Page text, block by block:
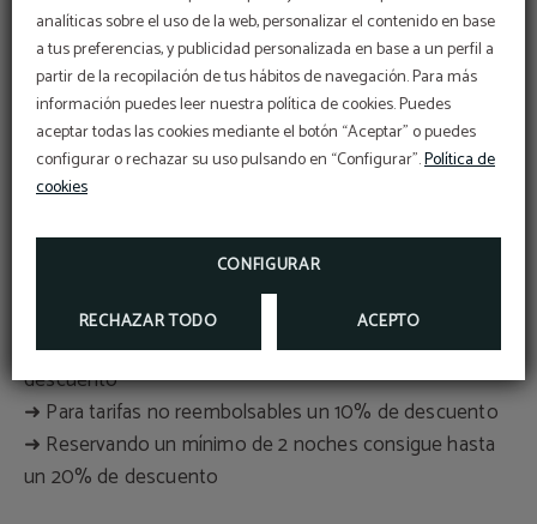
analíticas sobre el uso de la web, personalizar el contenido en base
a tus preferencias, y publicidad personalizada en base a un perfil a
partir de la recopilación de tus hábitos de navegación. Para más
información puedes leer nuestra política de cookies. Puedes
aceptar todas las cookies mediante el botón “Aceptar” o puedes
configurar o rechazar su uso pulsando en “Configurar”.Política de
cookies
CONFIGURAR
RECHAZAR TODO ACEPTO
Promociones especiales en nuestro hotel accesible en
Madrid
Aprovecha las
hotel accesible en Madrid
➜ Reserva a través de la web oficial y obtén un 10% de
descuento
➜ Para tarifas no reembolsables un 10% de descuento
➜ Reservando un mínimo de 2 noches consigue hasta
un 20% de descuento
Código Vip
DEL 10% USANDO NUESTRO CÓDIGO
PROMOCIONAL VIP2025